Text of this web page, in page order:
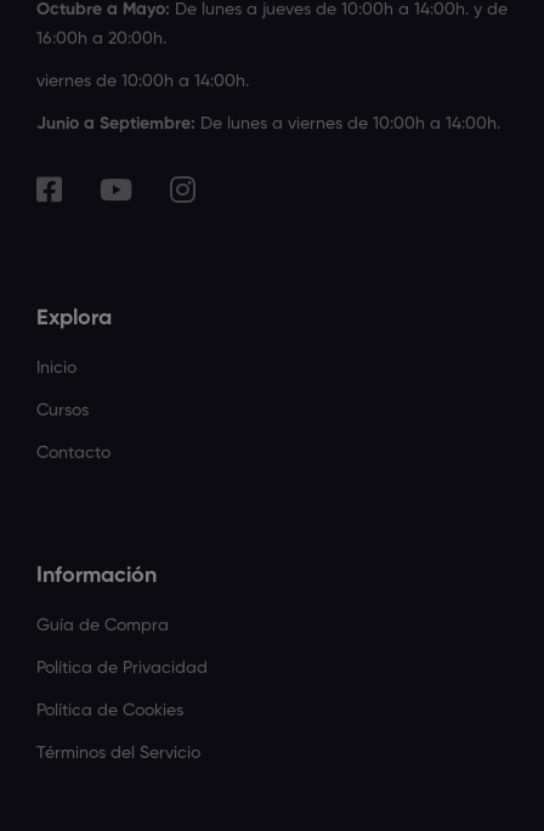
Octubre a Mayo: De lunes a jueves de 10:00h a 14:00h. y de
16:00h a 20:00h.
viernes de 10:00h a 14:00h.
Junio a Septiembre: De lunes a viernes de 10:00h a 14:00h.
Explora
Inicio
Cursos
Contacto
Información
Guía de Compra
Política de Privacidad
Política de Cookies
Términos del Servicio